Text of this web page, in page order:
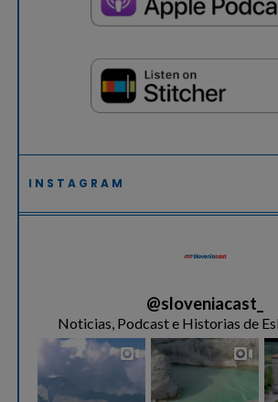
INSTAGRAM
@sloveniacast_
Noticias, Podcast e Historias de